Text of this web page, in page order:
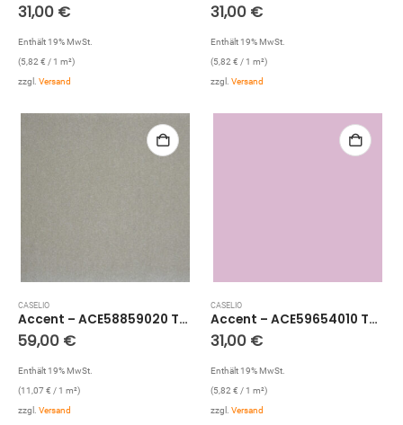
31,00 €
Enthält 19% MwSt.
(5,82 € / 1 m²)
zzgl. Versand
31,00 €
Enthält 19% MwSt.
(5,82 € / 1 m²)
zzgl. Versand
CASELIO
Accent – ACE58859020 Tapete: Metallic Uni
59,00 €
Enthält 19% MwSt.
(11,07 € / 1 m²)
zzgl. Versand
CASELIO
Accent – ACE59654010 Tapete: Glitzer Uni (Rosa)
31,00 €
Enthält 19% MwSt.
(5,82€ / 1 m²)
zzgl. Versand